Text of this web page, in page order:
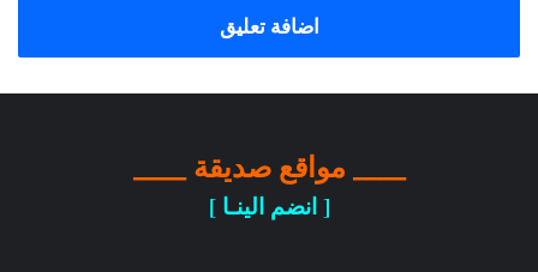
اضافة تعليق
____ مواقع صديقة ____
[ انضم الينـا ]